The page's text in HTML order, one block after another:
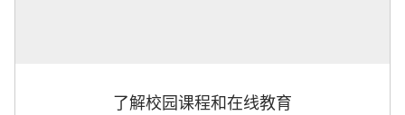
了解校园课程和在线教育